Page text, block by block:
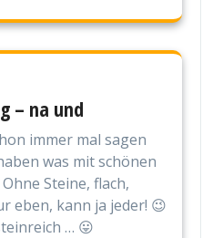
– na und
immer mal sagen
was mit schönen
Steine, flach,
eben, kann ja jeder! 😉
… 😛